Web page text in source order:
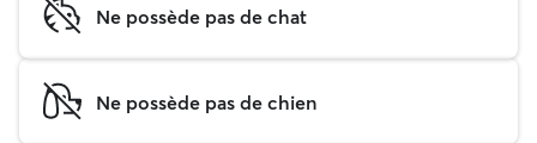
Ne possède pas de chat
Ne possède pas de chien